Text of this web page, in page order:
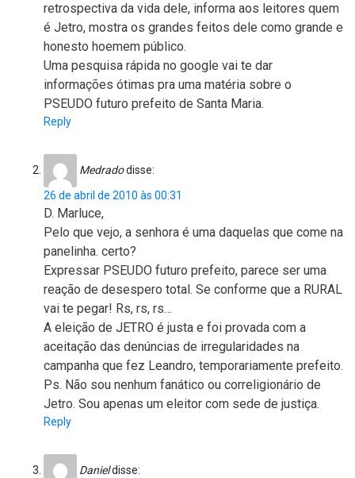
retrospectiva da vida dele, informa aos leitores quem
é Jetro, mostra os grandes feitos dele como grande e
honesto hoemem público.
Uma pesquisa rápida no google vai te dar
informações ótimas pra uma matéria sobre o
PSEUDO futuro prefeito de Santa Maria.
Reply
Medradodisse:
26 de abril de 2010 às 00:31
D. Marluce,
Pelo que vejo, a senhora é uma daquelas que come na
panelinha. certo?
Expressar PSEUDO futuro prefeito, parece ser uma
reação de desespero total. Se conforme que a RURAL
vai te pegar! Rs, rs, rs…
A eleição de JETRO é justa e foi provada com a
aceitação das denúncias de irregularidades na
campanha que fez Leandro, temporariamente prefeito.
Ps. Não sou nenhum fanático ou correligionário de
Jetro. Sou apenas um eleitor com sede de justiça.
Reply
Danieldisse: